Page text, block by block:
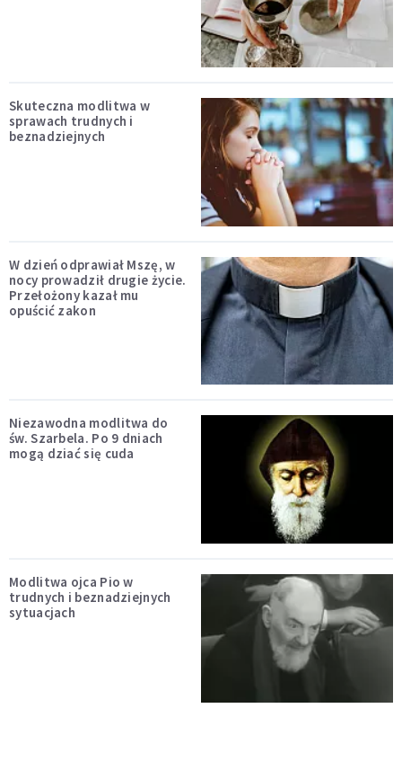
Skuteczna modlitwa w
sprawach trudnych i
beznadziejnych
W dzień odprawiał Mszę, w
nocy prowadził drugie życie.
Przełożony kazał mu
opuścić zakon
Niezawodna modlitwa do
św. Szarbela. Po 9 dniach
mogą dziać się cuda
Modlitwa ojca Pio w
trudnych i beznadziejnych
sytuacjach